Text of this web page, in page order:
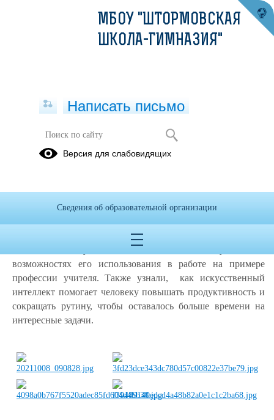
Урок Цифры "Искусственный
интеллект в образовании"
В рамках всероссийской образовательной акции "Урок
интеллект в образовании». Ученики знакомились с
возможностях его использования в работе на примере
профессии учителя. Также узнали, как искусственный
интеллект помогает человеку повышать продуктивность и
сокращать рутину, чтобы оставалось больше времени на
интересные задачи.
МБОУ "ШТОРМОВСКАЯ
ШКОЛА-ГИМНАЗИЯ"
Написать письмо
Версия для слабовидящих
Сведения об образовательной организации